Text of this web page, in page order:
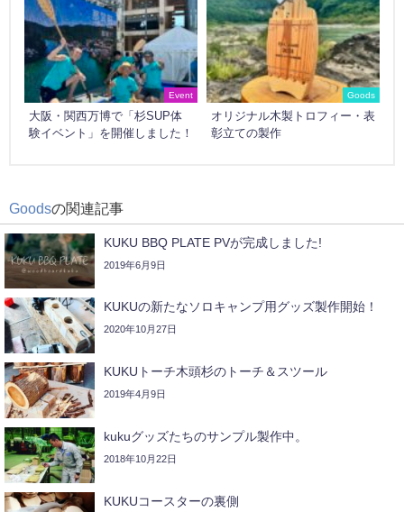
Event
大阪・関西万博で「杉SUP体
験イベント」を開催しました！
Goods
オリジナル木製トロフィー・表
彰立ての製作
Goodsの関連記事
KUKU BBQ PLATE PVが完成しました!
2019年6月9日
KUKUの新たなソロキャンプ用グッズ製作開始！
2020年10月27日
KUKUトーチ木頭杉のトーチ＆スツール
2019年4月9日
kukuグッズたちのサンプル製作中。
2018年10月22日
KUKUコースターの裏側